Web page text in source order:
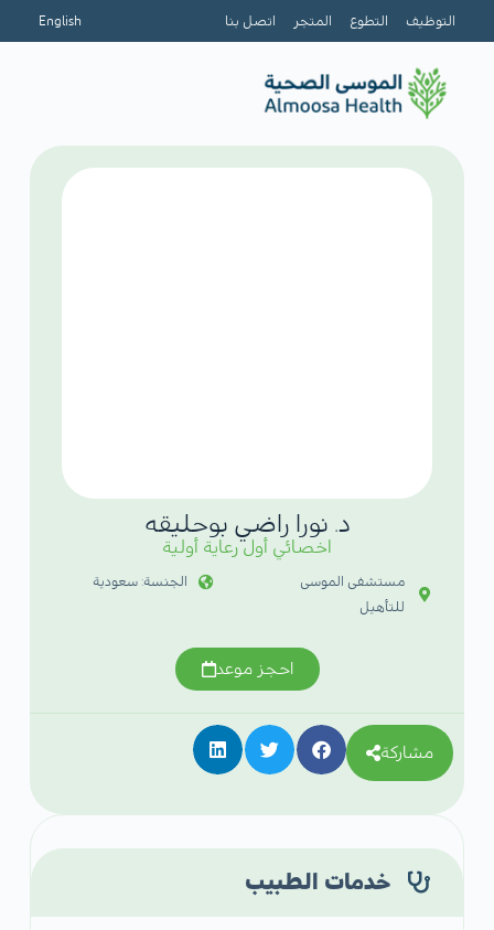
التوظيف التطوع المتجر اتصل بنا English
د. نورا راضي بوحليقه
اخصائي أول رعاية أولية
مستشفى الموسى
للتأهيل
الجنسة: سعودية
احجز موعد
مشاركة
خدمات الطبيب